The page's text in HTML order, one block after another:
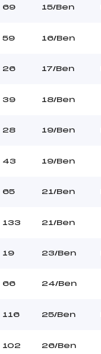
69 15/Ben
59 16/Ben
26 17/Ben
39 18/Ben
28 19/Ben
43 19/Ben
65 21/Ben
133 21/Ben
19 23/Ben
66 24/Ben
116 25/Ben
102 26/Ben